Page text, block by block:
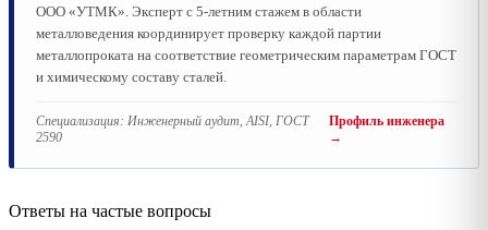
ООО «УТМК». Эксперт с 5-летним стажем в области
металловедения координирует проверку каждой партии
металлопроката на соответствие геометрическим параметрам ГОСТ
и химическому составу сталей.
Специализация: Инженерный аудит, AISI, ГОСТ
2590
Профиль инженера
→
Ответы на частые вопросы